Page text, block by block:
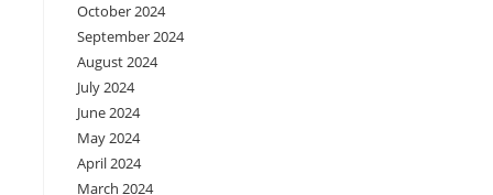
October 2024
September 2024
August 2024
July 2024
June 2024
May 2024
April 2024
March 2024